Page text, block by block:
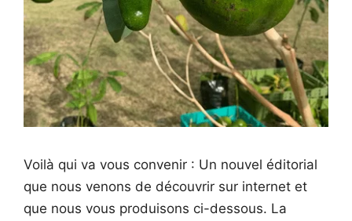
Voilà qui va vous convenir : Un nouvel éditorial
que nous venons de découvrir sur internet et
que nous vous produisons ci-dessous. La